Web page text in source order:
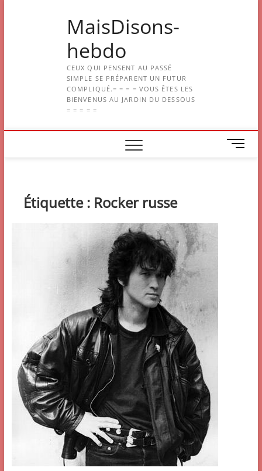
MaisDisons-
hebdo
CEUX QUI PENSENT AU PASSÉ
SIMPLE SE PRÉPARENT UN FUTUR
COMPLIQUÉ.= = = = VOUS ÊTES LES
BIENVENUS AU JARDIN DU DESSOUS
= = = = =
M
e
Étiquette : Rocker russe